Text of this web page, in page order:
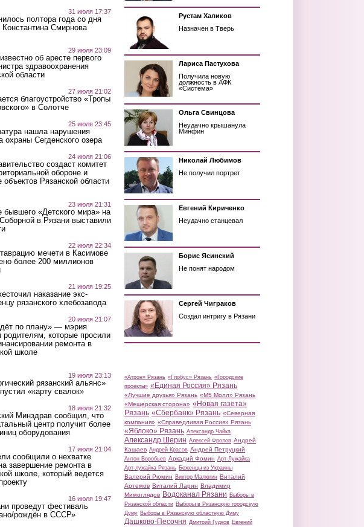
31 июля 17:37
полтора года со дня
Константина Смирнова
29 июля 23:09
об аресте первого
здравоохранения
области
27 июля 21:02
благоустройство «Тропы
в Солотче
25 июля 23:45
нашла нарушения
охраны Сегденского озера
24 июля 21:06
создаст комитет
обороне и
объектов Рязанской области
23 июля 21:31
бывшего «Детского мира» на
в Рязани выставили
22 июля 22:34
мечети в Касимове
более 200 миллионов
21 июля 19:25
наказание экс-
рязанского хлебозавода
20 июля 21:07
по плану» — мэрия
родителям, которые просили
ремонта в
школе
19 июля 23:13
рязанский альянс»
«карту свалок»
18 июля 21:32
Минздрав сообщил, что
центр получит более
оборудования
17 июля 21:04
сообщили о нехватке
завершение ремонта в
школе, который ведется
16 июля 19:47
проведут фестиваль
рождён в СССР»
Рустам Халиков
Назначен в Тверь
Лариса Пастухова
Получила новую
должность в АФК
«Система»
Ольга Свинцова
Неудачно крышанула
Минфин
Николай Любимов
Не получил портрет
Евгений Кириченко
Неудачно станцевал
Борис Ясинский
Не понят народом
Сергей Чиграков
Создал интригу в Рязани
«Атрон» Рязань «Глобус» Рязань «Городские
проекты» «Единая Россия» Рязань
«Лучшие друзья» Рязань «М5 Молл» Рязань
«Мещерская сторона» «Новая газета»
Рязань «Сбербанк» Рязань «Северная
компания» «Справедливая Россия» Рязань
«Яблоко» Рязань Александр Чайка
Александр Шерин Алексей Фролов Андрей
Кашаев Андрей Красов Андрей Петруцкий
Антон Воробьев Аркадий Фомин Арт-Лужайка
Арт-лужайка Рязань Беженцы из Украины
Валерий Рюмин Виктор Малюгин Виталий
Артемов Виталий Ларин Владимир
Мимоглядов Водоканал Рязани Выборы в
Рязанской области Выборы в Рязанскую городскую
Думу Выборы в Рязанскую областную Думу
Дашково-Песочня Дмитрий Гудков Евгений